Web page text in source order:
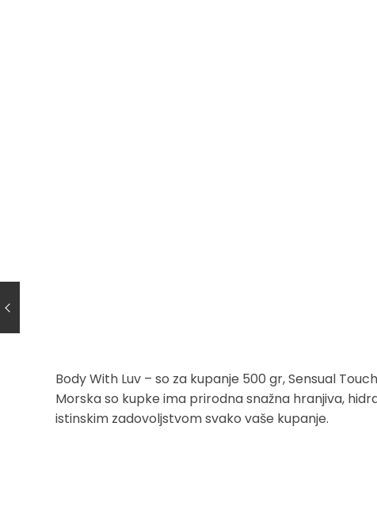
Body With Luv – so za kupanje 500 gr, Sensual Touch
Morska so kupke ima prirodna snažna hranjiva,
istinskim zadovoljstvom svako vaše kupanje.